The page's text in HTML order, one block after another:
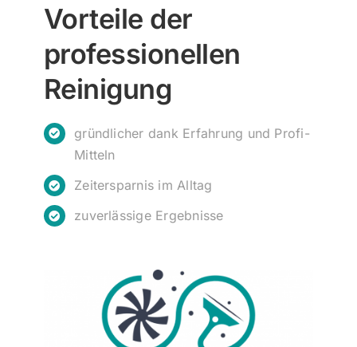
Vorteile der
professionellen
Reinigung
gründlicher dank Erfahrung und Profi-
Mitteln
Zeitersparnis im Alltag
zuverlässige Ergebnisse